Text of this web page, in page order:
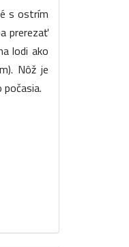
s ostrím
prerezať
lodi ako
Nôž je